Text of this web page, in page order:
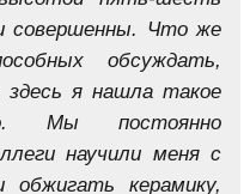
совершенны. Что же
обсуждать,
здесь я нашла такое
Мы постоянно
научили меня с
керамику,